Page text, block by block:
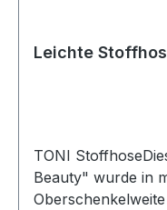
Leichte
TONI
Beauty" wurde in